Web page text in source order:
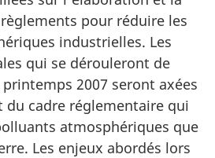
pour réduire les
industrielles. Les
qui se dérouleront de
2007 seront axées
cadre réglementaire qui
atmosphériques que
Les enjeux abordés lors